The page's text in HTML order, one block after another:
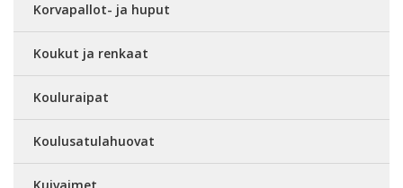
Korvapallot- ja huput
Koukut ja renkaat
Kouluraipat
Koulusatulahuovat